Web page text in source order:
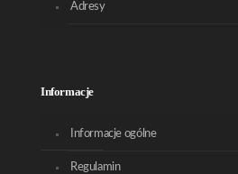
Adresy
Informacje
Informacje ogólne
Regulamin